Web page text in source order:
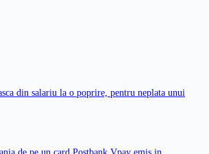
din salariu la o poprire, pentru neplata unui
de pe un card Postbank Vpay emis in